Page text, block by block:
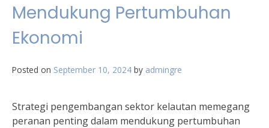
Mendukung Pertumbuhan
Ekonomi
Posted on September 10, 2024 by admingre
Strategi pengembangan sektor kelautan memegang
peranan penting dalam mendukung pertumbuhan